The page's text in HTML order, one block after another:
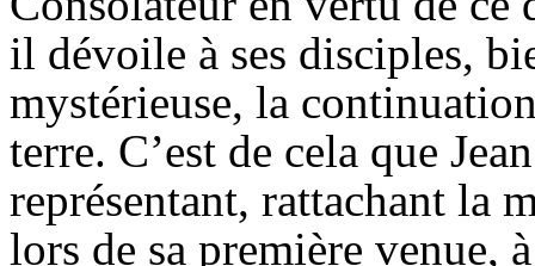
il dévoile à ses disciples,
mystérieuse, la
terre. C’est de cela que
représentant, rattachant la
lors de sa première venue,